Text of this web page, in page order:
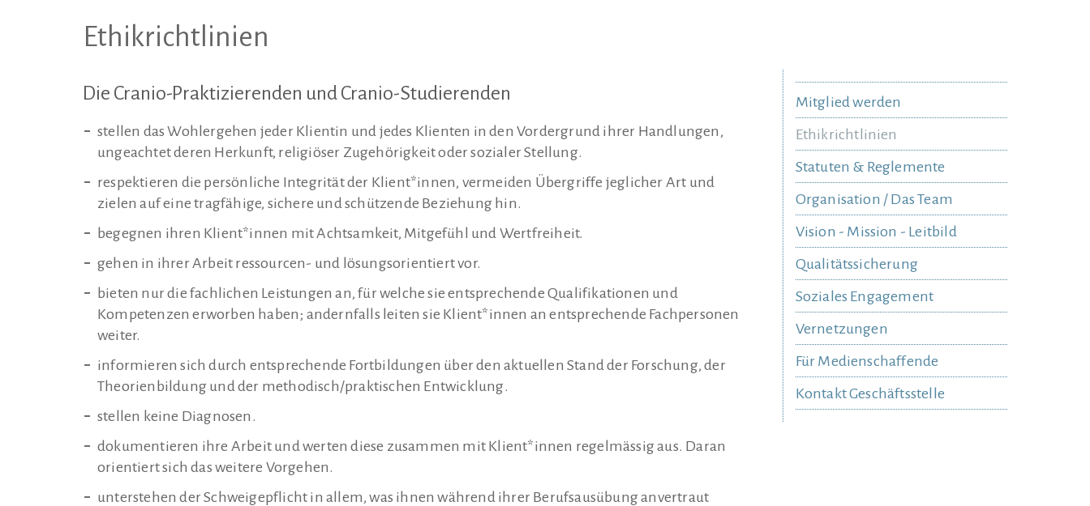
Ethikrichtlinien
Die Cranio-Praktizierenden und Cranio-Studierenden
stellen das Wohlergehen jeder Klientin und jedes Klienten in den Vordergrund ihrer Handlungen,
ungeachtet deren Herkunft, religiöser Zugehörigkeit oder sozialer Stellung.
respektieren die persönliche Integrität der Klient*innen, vermeiden Übergriffe jeglicher Art und
zielen auf eine tragfähige, sichere und schützende Beziehung hin.
begegnen ihren Klient*innen mit Achtsamkeit, Mitgefühl und Wertfreiheit.
gehen in ihrer Arbeit ressourcen- und lösungsorientiert vor.
bieten nur die fachlichen Leistungen an, für welche sie entsprechende Qualifikationen und
Kompetenzen erworben haben; andernfalls leiten sie Klient*innen an entsprechende Fachpersonen
weiter.
informieren sich durch entsprechende Fortbildungen über den aktuellen Stand der Forschung, der
Theorienbildung und der methodisch/praktischen Entwicklung.
stellen keine Diagnosen.
dokumentieren ihre Arbeit und werten diese zusammen mit Klient*innen regelmässig aus. Daran
orientiert sich das weitere Vorgehen.
unterstehen der Schweigepflicht in allem, was ihnen während ihrer Berufsausübung anvertraut
Mitglied werden
Ethikrichtlinien
Statuten & Reglemente
Organisation / Das Team
Vision - Mission - Leitbild
Qualitätssicherung
Soziales Engagement
Vernetzungen
Für Medienschaffende
Kontakt Geschäftsstelle